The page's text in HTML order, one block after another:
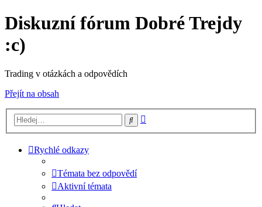
Diskuzní fórum Dobré Trejdy
:c)
Trading v otázkách a odpovědích
Přejít na obsah
Hledat
Rychlé odkazy
Témata bez odpovědí
Aktivní témata